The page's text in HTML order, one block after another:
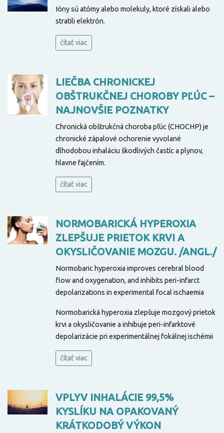
Ióny sú atómy alebo molekuly, ktoré získali alebo
stratili elektrón.
čítať viac
LIEČBA CHRONICKEJ
OBŠTRUKČNEJ CHOROBY PĽÚC –
NAJNOVŠIE POZNATKY
Chronická obštrukčná choroba pľúc (CHOCHP) je
chronické zápalové ochorenie vyvolané
dlhodobou inhaláciu škodlivých častíc a plynov,
hlavne fajčením.
čítať viac
NORMOBARICKÁ HYPEROXIA
ZLEPŠUJE PRIETOK KRVI A
OKYSLIČOVANIE MOZGU. /ANGL./
Normobaric hyperoxia improves cerebral blood
flow and oxygenation, and inhibits peri-infarct
depolarizations in experimental focal ischaemia
Normobarická hyperoxia zlepšuje mozgový prietok
krvi a okysličovanie a inhibuje peri-infarktové
depolarizácie pri experimentálnej fokálnej ischémii
čítať viac
VPLYV INHALÁCIE 99,5%
KYSLÍKU NA OPAKOVANÝ
KRÁTKODOBÝ VÝKON